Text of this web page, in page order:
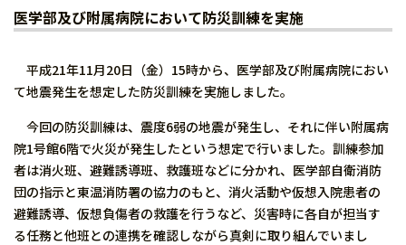
医学部及び附属病院において防災訓練を実施
平成21年11月20日（金）15時から、医学部及び附属病院におい
て地震発生を想定した防災訓練を実施しました。
今回の防災訓練は、震度6弱の地震が発生し、それに伴い附属病
院1号館6階で火災が発生したという想定で行いました。訓練参加
者は消火班、避難誘導班、救護班などに分かれ、医学部自衛消防
団の指示と東温消防署の協力のもと、消火活動や仮想入院患者の
避難誘導、仮想負傷者の救護を行うなど、災害時に各自が担当す
る任務と他班との連携を確認しながら真剣に取り組んでいまし